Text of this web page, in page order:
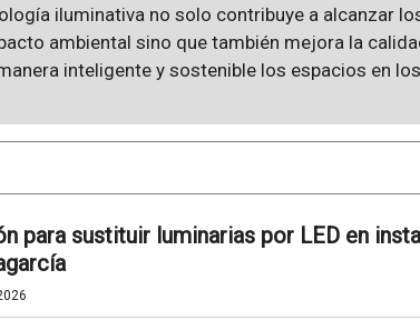
iluminativa no solo contribuye a alcanzar
ambiental sino que también mejora la
inteligente y sostenible los espacios en
para sustituir luminarias por LED en